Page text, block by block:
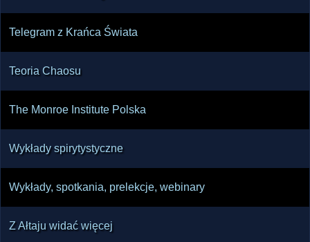
Telegram z Krańca Świata
Teoria Chaosu
The Monroe Institute Polska
Wykłady spirytystyczne
Wykłady, spotkania, prelekcje, webinary
Z Ałtaju widać więcej